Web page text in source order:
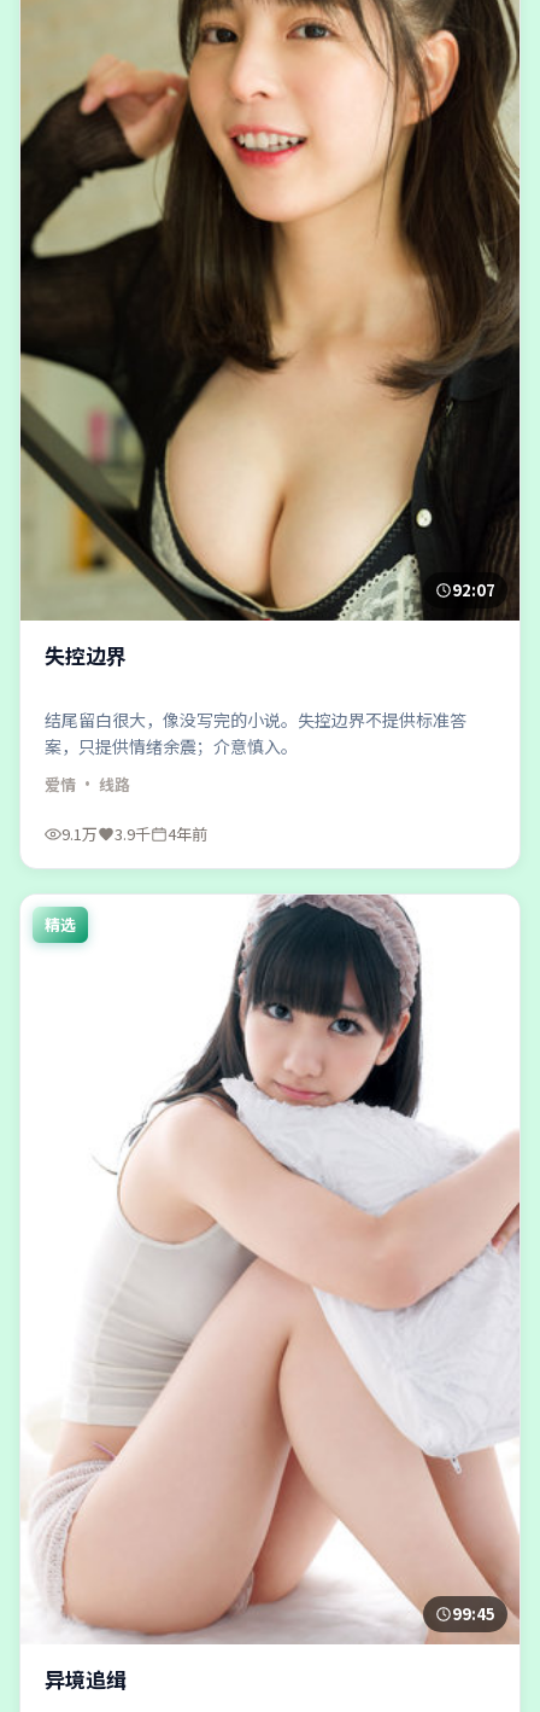
92:07
失控边界
结尾留白很大，像没写完的小说。失控边界不提供标准答
案，只提供情绪余震；介意慎入。
爱情 · 线路
9.1万 3.9千 4年前
精选
99:45
异境追缉